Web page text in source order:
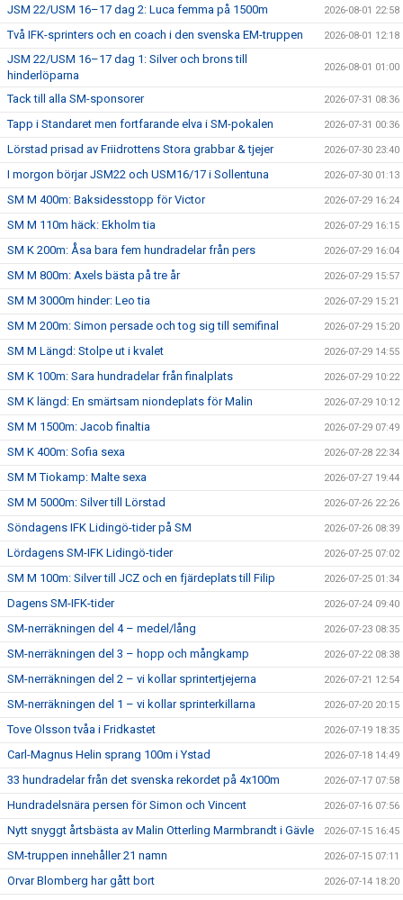
JSM 22/USM 16–17 dag 2: Luca femma på 1500m 2026-08-01 22:58
Två IFK-sprinters och en coach i den svenska EM-truppen 2026-08-01 12:18
JSM 22/USM 16–17 dag 1: Silver och brons till
hinderlöparna
2026-08-01 01:00
Tack till alla SM-sponsorer 2026-07-31 08:36
Tapp i Standaret men fortfarande elva i SM-pokalen 2026-07-31 00:36
Lörstad prisad av Friidrottens Stora grabbar & tjejer 2026-07-30 23:40
I morgon börjar JSM22 och USM16/17 i Sollentuna 2026-07-30 01:13
SM M 400m: Baksidesstopp för Victor 2026-07-29 16:24
SM M 110m häck: Ekholm tia 2026-07-29 16:15
SM K 200m: Åsa bara fem hundradelar från pers 2026-07-29 16:04
SM M 800m: Axels bästa på tre år 2026-07-29 15:57
SM M 3000m hinder: Leo tia 2026-07-29 15:21
SM M 200m: Simon persade och tog sig till semifinal 2026-07-29 15:20
SM M Längd: Stolpe ut i kvalet 2026-07-29 14:55
SM K 100m: Sara hundradelar från finalplats 2026-07-29 10:22
SM K längd: En smärtsam niondeplats för Malin 2026-07-29 10:12
SM M 1500m: Jacob finaltia 2026-07-29 07:49
SM K 400m: Sofia sexa 2026-07-28 22:34
SM M Tiokamp: Malte sexa 2026-07-27 19:44
SM M 5000m: Silver till Lörstad 2026-07-26 22:26
Söndagens IFK Lidingö-tider på SM 2026-07-26 08:39
Lördagens SM-IFK Lidingö-tider 2026-07-25 07:02
SM M 100m: Silver till JCZ och en fjärdeplats till Filip 2026-07-25 01:34
Dagens SM-IFK-tider 2026-07-24 09:40
SM-nerräkningen del 4 – medel/lång 2026-07-23 08:35
SM-nerräkningen del 3 – hopp och mångkamp 2026-07-22 08:38
SM-nerräkningen del 2 – vi kollar sprintertjejerna 2026-07-21 12:54
SM-nerräkningen del 1 – vi kollar sprinterkillarna 2026-07-20 20:15
Tove Olsson tvåa i Fridkastet 2026-07-19 18:35
Carl-Magnus Helin sprang 100m i Ystad 2026-07-18 14:49
33 hundradelar från det svenska rekordet på 4x100m 2026-07-17 07:58
Hundradelsnära persen för Simon och Vincent 2026-07-16 07:56
Nytt snyggt årtsbästa av Malin Otterling Marmbrandt i Gävle 2026-07-15 16:45
SM-truppen innehåller 21 namn 2026-07-15 07:11
Orvar Blomberg har gått bort 2026-07-14 18:20